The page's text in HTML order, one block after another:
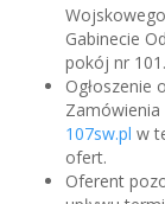
Gabinecie
pokój nr 101.
Ogłoszenie
107sw.pl w
ofert.
Oferent